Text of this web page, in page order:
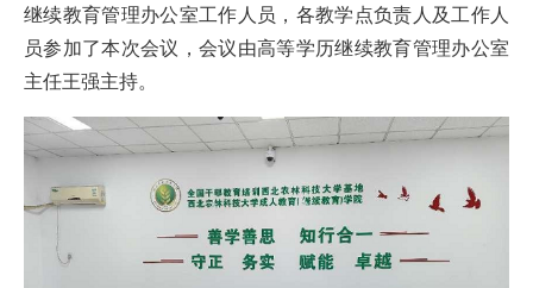
继续教育管理办公室工作人员，各教学点负责人及工作人
员参加了本次会议，会议由高等学历继续教育管理办公室
主任王强主持。